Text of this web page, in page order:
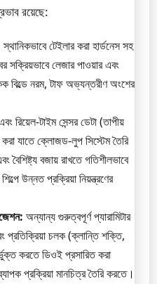
রয়েছে:
স্থানিকভাবে টেইলার করা হার্ডনেস সহ
সক্রিয়ভাবে লেজার পাওয়ার এবং
বিল্ডে নরম, টাফ অভ্যন্তরীণ অংশের
রিয়েল-টাইম সেন্সর ডেটা (তাপীয়
যাতে ক্লোজড-লুপ সিস্টেম তৈরি
বৈশিষ্ট্য বজায় রাখতে গতিশীলভাবে
উন্নত প্রক্রিয়া নিয়ন্ত্রণের
অন্যান্য গুরুত্বপূর্ণ প্যারামিটার
প্রতিক্রিয়া চলক (ক্লান্তি শক্তি,
করতে ডিওই প্রসারিত করা
প্রক্রিয়া মানচিত্র তৈরি করতে।